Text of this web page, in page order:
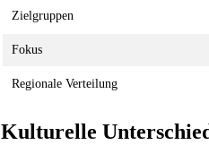
Zielgruppen
Fokus
Regionale Verteilung
Kulturelle